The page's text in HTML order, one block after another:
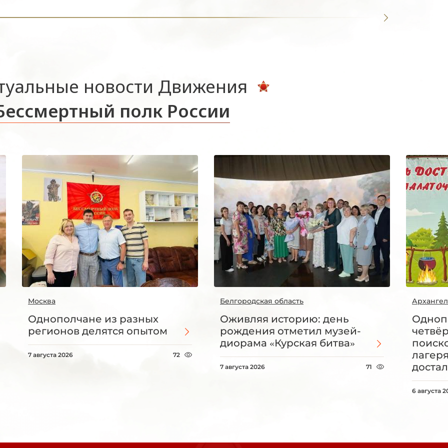
новости Движения
полк России
Москва
Однополчане из разных
регионов делятся опытом
7 августа 2026 72
Белгородская область
Оживляя историю: день
рождения отметил музей-
диорама «Курская битва»
7 августа 2026 71
6 августа